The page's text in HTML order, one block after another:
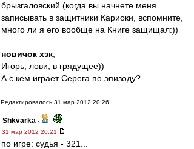
брызгаловский (когда вы начнете меня
записывать в защитники Кариоки, вспомните,
много ли я его вообще на Книге защищал:))
новичок хзк
Игорь, лови, в грядущее))
А с кем играет Серега по эпизоду?
Редактировалось 31 мар 2012 20:26
Shkvarka -
31 мар 2012 20:21
по игре: судья - 321...